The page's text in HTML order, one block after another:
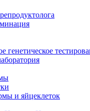
генетическое
и яйцеклеток